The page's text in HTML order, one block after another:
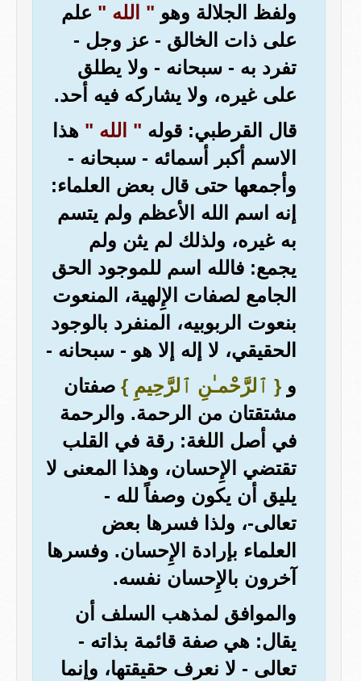
ولفظ الجلالة وهو " الله " علم
على ذات الخالق - عز وجل -
تفرد به - سبحانه - ولا يطلق
على غيره، ولا يشاركه فيه أحد.
قال القرطبي: قوله " الله " هذا
الاسم أكبر أسمائه - سبحانه -
وأجمعها حتى قال بعض العلماء:
إنه اسم الله الأعظم ولم يتسم
به غيره، ولذلك لم يثن ولم
يجمع: فالله اسم للموجود الحق
الجامع لصفات الإِلهية، المنعوت
بنعوت الربوبيه، المنفرد بالوجود
الحقيقي، لا إله إلا هو - سبحانه -
و{ ٱلرَّحْمـٰنِ ٱلرَّحِيمِ } صفتان
مشتقتان من الرحمة. والرحمة
في أصل اللغة: رقة في القلب
تقتضي الإِحسان، وهذا المعنى لا
يليق أن يكون وصفاً لله -
تعالى-، ولذا فسرها بعض
العلماء بإرادة الإِحسان. وفسرها
آخرون بالإِحسان نفسه.
والموافق لمذهب السلف أن
يقال: هي صفة قائمة بذاته -
تعالى - لا نعرف حقيقتها، وإنما